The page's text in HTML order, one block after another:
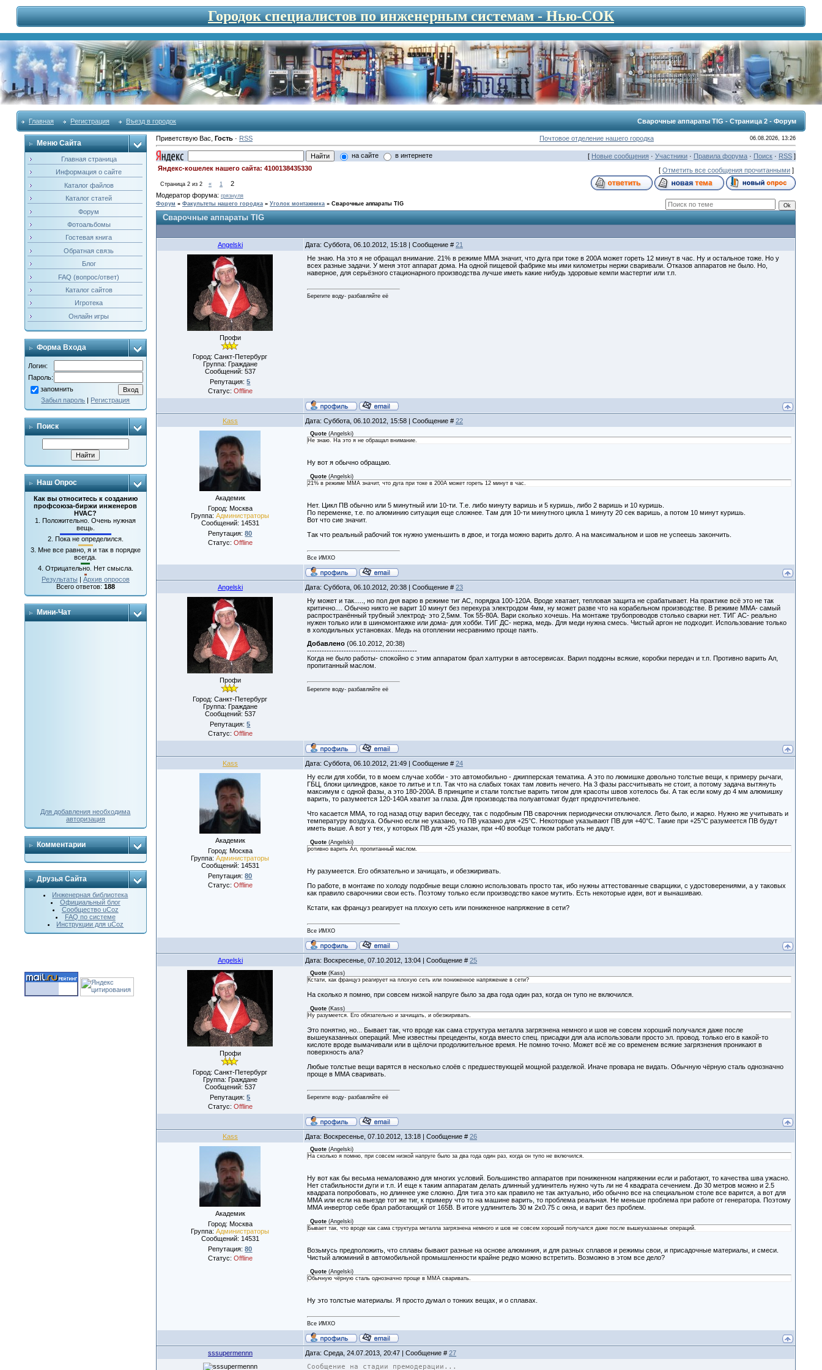
Городок специалистов по инженерным системам - Нью-СОК
Главная Регистрация Въезд в городок Сварочные аппараты TIG - Страница 2 - Форум
Меню Сайта
Главная страница
Информация о сайте
Каталог файлов
Каталог статей
Форум
Фотоальбомы
Гостевая книга
Обратная связь
Блог
FAQ (вопрос/ответ)
Каталог сайтов
Игротека
Онлайн игры
Форма Входа
Логин:
Пароль:
запомнить
Забыл пароль | Регистрация
Поиск
Наш Опрос
Как вы относитесь к созданию
профсоюза-биржи инженеров
HVAC?
1.Положительно. Очень нужная
вещь.
2. Пока не определился.
3. Мне все равно, я и так в порядке
всегда.
4. Отрицательно. Нет смысла.
Результаты | Архив опросов
Всего ответов: 188
Мини-Чат
Для добавления необходима
авторизация
Комментарии
Друзья Сайта
Инженерная библиотека
Официальный блог
Сообщество uCoz
FAQ по системе
Инструкции для uCoz
Приветствую Вас Гость· RSS Почтовое отделение нашего городка 06.08.2026, 13:26
на сайте в интернете [ Новые сообщения· Участники· Правила форума· Поиск· RSS]
Яндекс-кошелек нашего сайта: 4100138435330
[ Отметить все сообщения прочитанными]
Страница 2из 2 « 1
2
Модератор форума: грязнуля
Форум » Факультеты нашего городка » Уголок монтажника » Сварочные аппараты TIG
Сварочные аппараты TIG
Angelski Дата: Суббота, 06.10.2012, 15:18 | Сообщение # 21
Профи
Город: Санкт-Петербург
Группа: Граждане
Сообщений: 537
Репутация:5
Статус: Offline
Не знаю. На это я не обращал внимание. 21% в режиме ММА значит, что дуга при токе в 200А может гореть 12 минут в час. Ну и остальное тоже. Но у
всех разные задачи. У меня этот аппарат дома. На одной пищевой фабрике мы ими километры нержи сваривали. Отказов аппаратов не было. Но,
наверное, для серьёзного стационарного производства лучше иметь какие нибудь здоровые кемпи мастертиг или т.п.
Берегите воду- разбавляйте её
Kass Дата: Суббота, 06.10.2012, 15:58 | Сообщение # 22
Академик
Город: Москва
Группа:Администраторы
Сообщений: 14531
Репутация:80
Статус: Offline
Quote(Angelski)
Не знаю. На это я не обращал внимание.
Ну вот я обычно обращаю.
Quote(Angelski)
21% в режиме ММА значит, что дуга при токе в 200А может гореть 12 минут в час.
Нет. Цикл ПВ обычно или 5 минутный или 10-ти. Т.е. либо минуту варишь и 5 куришь, либо 2 варишь и 10 куришь.
По переменке, т.е. по алюминию ситуация еще сложнее. Там для 10-ти минутного цикла 1 минуту 20 сек варишь, а потом 10 минут куришь.
Вот что сие значит.
Так что реальный рабочий ток нужно уменьшить в двое, и тогда можно варить долго. А на максимальном и шов не успеешь закончить.
Все ИМХО
Angelski Дата: Суббота, 06.10.2012, 20:38 | Сообщение # 23
Профи
Город: Санкт-Петербург
Группа: Граждане
Сообщений: 537
Репутация:5
Статус: Offline
Ну может и так....., но пол дня варю в режиме тиг АС, порядка 100-120А. Вроде хватает, тепловая защита не срабатывает. На практике всё это не так
критично.... Обычно никто не варит 10 минут без перекура электродом 4мм, ну может разве что на корабельном производстве. В режиме ММА- самый
распространённый трубный электрод- это 2,5мм. Ток 55-80А. Вари сколько хочешь. На монтаже трубопроводов столько сварки нет. ТИГ АС- реально
нужен только или в шиномонтажке или дома- для хобби. ТИГ ДС- нержа, медь. Для меди нужна смесь. Чистый аргон не подходит. Использование только
в холодильных установках. Медь на отоплении несравнимо проще паять.
Добавлено(06.10.2012, 20:38)
---------------------------------------------
Когда не было работы- спокойно с этим аппаратом брал халтурки в автосервисах. Варил поддоны всякие, коробки передач и т.п. Противно варить Ал,
пропитанный маслом.
Берегите воду- разбавляйте её
Kass Дата: Суббота, 06.10.2012, 21:49 | Сообщение # 24
Академик
Город: Москва
Группа:Администраторы
Сообщений: 14531
Репутация:80
Статус: Offline
Ну если для хобби, то в моем случае хобби - это автомобильно - джипперская тематика. А это по люмишке довольно толстые вещи, к примеру рычаги,
ГБЦ, блоки цилиндров, какое то литье и т.п. Так что на слабых токах там ловить нечего. На 3 фазы рассчитывать не стоит, а потому задача вытянуть
максимум с одной фазы, а это 180-200А. В принципе и стали толстые варить тигом для красоты швов хотелось бы. А так если кому до 4 мм алюмишку
варить, то разумеется 120-140А хватит за глаза. Для производства полуавтомат будет предпочтительнее.
Что касается ММА, то год назад отцу варил беседку, так с подобным ПВ сварочник периодически отключался. Лето было, и жарко. Нужно же учитывать и
температуру воздуха. Обычно если не указано, то ПВ указано для +25°С. Некоторые указывают ПВ для +40°С. Такие при +25°С разумеется ПВ будут
иметь выше. А вот у тех, у которых ПВ для +25 указан, при +40 вообще толком работать не дадут.
Quote(Angelski)
ротивно варить Ал, пропитанный маслом.
Ну разумеется. Его обязательно и зачищать, и обезжиривать.
По работе, в монтаже по холоду подобные вещи сложно использовать просто так, ибо нужны аттестованные сварщики, с удостоверениями, а у таковых
как правило сварочники свои есть. Поэтому только если производство какое мутить. Есть некоторые идеи, вот и вынашиваю.
Кстати, как француз реагирует на плохую сеть или пониженное напряжение в сети?
Все ИМХО
Angelski Дата: Воскресенье, 07.10.2012, 13:04 | Сообщение # 25
Профи
Город: Санкт-Петербург
Группа: Граждане
Сообщений: 537
Репутация:5
Статус: Offline
Quote(Kass)
Кстати, как француз реагирует на плохую сеть или пониженное напряжение в сети?
На сколько я помню, при совсем низкой напруге было за два года один раз, когда он тупо не включился.
Quote(Kass)
Ну разумеется. Его обязательно и зачищать, и обезжиривать.
Это понятно, но... Бывает так, что вроде как сама структура металла загрязнена немного и шов не совсем хороший получался даже после
вышеуказанных операций. Мне известны прецеденты, когда вместо спец. присадки для ала использовали просто эл. провод. только его в какой-то
кислоте вроде вымачивали или в щёлочи продолжительное время. Не помню точно. Может всё же со временем всякие загрязнения проникают в
поверхность ала?
Любые толстые вещи варятся в несколько слоёв с предшествующей мощной разделкой. Иначе провара не видать. Обычную чёрную сталь однозначно
проще в ММА сваривать.
Берегите воду- разбавляйте её
Kass Дата: Воскресенье, 07.10.2012, 13:18 | Сообщение # 26
Академик
Город: Москва
Группа:Администраторы
Сообщений: 14531
Репутация:80
Статус: Offline
Quote(Angelski)
На сколько я помню, при совсем низкой напруге было за два года один раз, когда он тупо не включился.
Ну вот как бы весьма немаловажно для многих условий. Большинство аппаратов при пониженном напряжении если и работают, то качества шва ужасно.
Нет стабильности дуги и т.п. И еще к таким аппаратам делать длинный удлинитель нужно чуть ли не 4 квадрата сечением. До 30 метров можно и 2.5
квадрата попробовать, но длиннее уже сложно. Для тига это как правило не так актуально, ибо обычно все на специальном столе все варится, а вот для
ММА или если на выезде тот же тиг, к примеру что то на машине варить, то проблема реальная. Не меньше проблема при работе от генератора. Поэтому
ММА инвертор себе брал работающий от 165В. В итоге удлинитель 30 м 2х0.75 с окна, и варит без проблем.
Quote(Angelski)
Бывает так, что вроде как сама структура металла загрязнена немного и шов не совсем хороший получался даже после вышеуказанных операций.
Возьмусь предположить, что сплавы бывают разные на основе алюминия, и для разных сплавов и режимы свои, и присадочные материалы, и смеси.
Чистый алюминий в автомобильной промышленности крайне редко можно встретить. Возможно в этом все дело?
Quote(Angelski)
Обычную чёрную сталь однозначно проще в ММА сваривать.
Ну это толстые материалы. Я просто думал о тонких вещах, и о сплавах.
Все ИМХО
sssupermennn Дата: Среда, 24.07.2013, 20:47 | Сообщение # 27
Сообщение на стадии премодерации...